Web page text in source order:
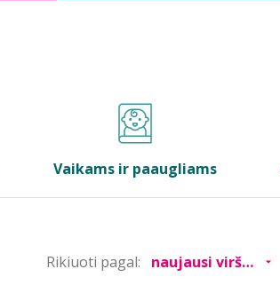
Vaikams ir paaugliams
Rikiuoti pagal: